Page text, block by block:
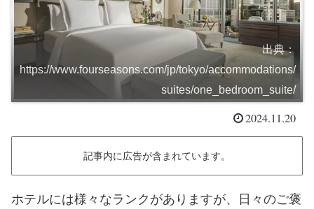
出典：
https://www.fourseasons.com/jp/tokyo/accommodations/
suites/one_bedroom_suite/
2024.11.20
記事内に広告が含まれています。
ホテルには様々なランクがありますが、日々のご褒